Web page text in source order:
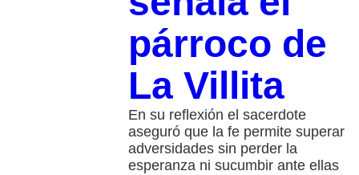
párroco de
La Villita
En su reflexión el sacerdote
aseguró que la fe permite superar
adversidades sin perder la
esperanza ni sucumbir ante ellas